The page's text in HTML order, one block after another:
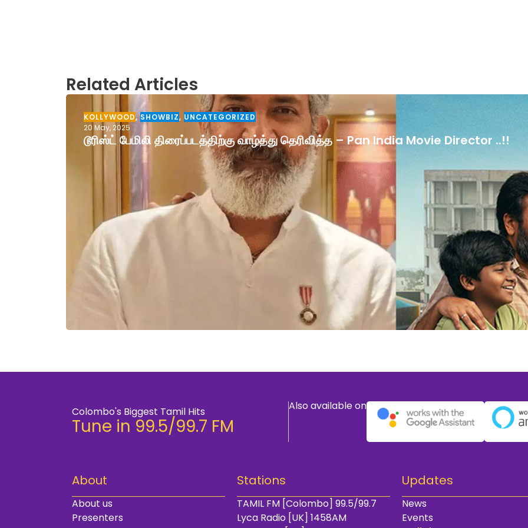
Related Articles
KOLLYWOOD,SHOWBIZ, UNCATEGORIZED
20 May, 2025
டூரிஸ்ட் பேமிலி திரைப்படத்திற்கு வாழ்த்து தெரிவித்த – Pan India Movie Director ..!!
Colombo's Biggest Tamil Hits
Tune in 99.5/99.7 FM
Also available on
About
About us
Presenters
Stations
TAMIL FM [Colombo] 99.5/99.7
Lyca Radio [UK] 1458AM
Updates
News
Events